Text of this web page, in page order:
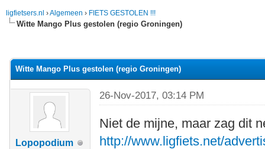
ligfietsers.nl ›Algemeen › FIETS GESTOLEN !!!
Witte Mango Plus gestolen (regio Groningen)
Witte Mango Plus gestolen (regio Groningen)
Lopopodium
26-Nov-2017, 03:14 PM
Niet de mijne, maar zag dit
http://www.ligfiets.net/